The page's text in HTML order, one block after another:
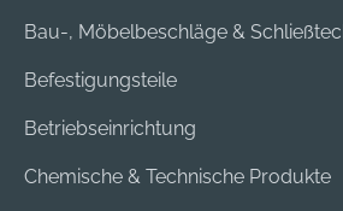
Bau-, Möbelbeschläge &
Befestigungsteile
Betriebseinrichtung
Chemische & Technische Produkte